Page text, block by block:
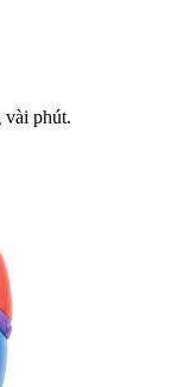
vài phút.